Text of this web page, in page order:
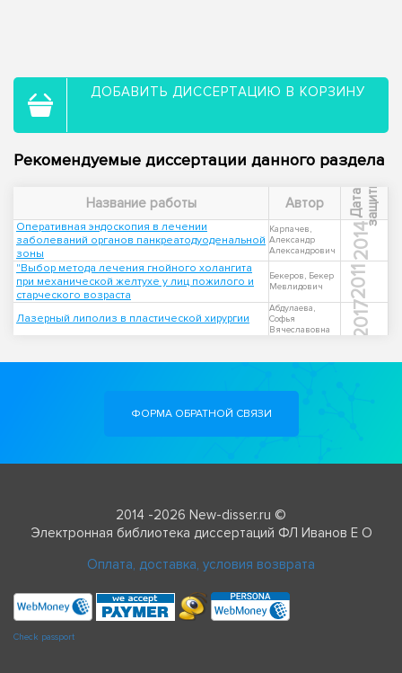
ДОБАВИТЬ ДИССЕРТАЦИЮ В КОРЗИНУ
Рекомендуемые диссертации данного раздела
Название работы Автор Д
а
т
а
з
а
щ
и
т ы
Оперативная эндоскопия в лечении
заболеваний органов панкреатодуоденальной
зоны
Карпачев,
Александр
Александрович
2014
"Выбор метода лечения гнойного холангита
при механической желтухе у лиц пожилого и
старческого возраста
Бекеров, Бекер
Мевлидович
2011
Лазерный липолиз в пластической хирургии
Абдулаева,
Софья
Вячеславовна
2017
ФОРМА ОБРАТНОЙ СВЯЗИ
2014 -2026 New-disser.ru ©
Электронная библиотека диссертаций ФЛ Иванов Е О
Оплата, доставка, условия возврата
Check passport